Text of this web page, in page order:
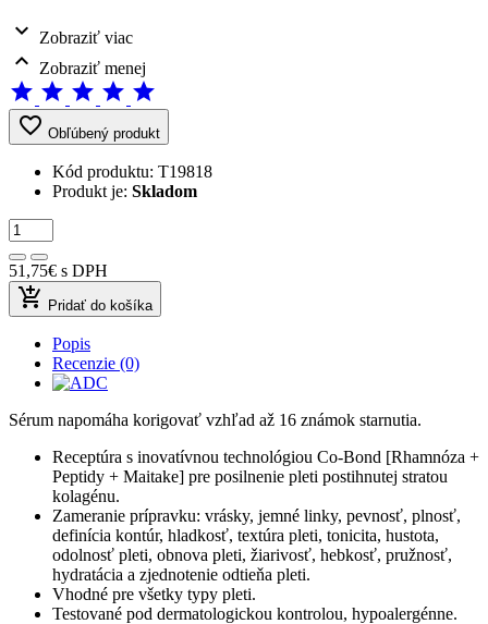
expand_more Zobraziť viac
expand_less Zobraziť menej
star star star star star
favorite_border Obľúbený produkt
Kód produktu: T19818
Produkt je: Skladom
51,75€ s DPH
add_shopping_cart Pridať do košíka
Popis
Recenzie (0)
Sérum napomáha korigovať vzhľad až 16 známok starnutia.
Receptúra s inovatívnou technológiou Co-Bond [Rhamnóza +
Peptidy + Maitake] pre posilnenie pleti postihnutej stratou
kolagénu.
Zameranie prípravku: vrásky, jemné linky, pevnosť, plnosť,
definícia kontúr, hladkosť, textúra pleti, tonicita, hustota,
odolnosť pleti, obnova pleti, žiarivosť, hebkosť, pružnosť,
hydratácia a zjednotenie odtieňa pleti.
Vhodné pre všetky typy pleti.
Testované pod dermatologickou kontrolou, hypoalergénne.